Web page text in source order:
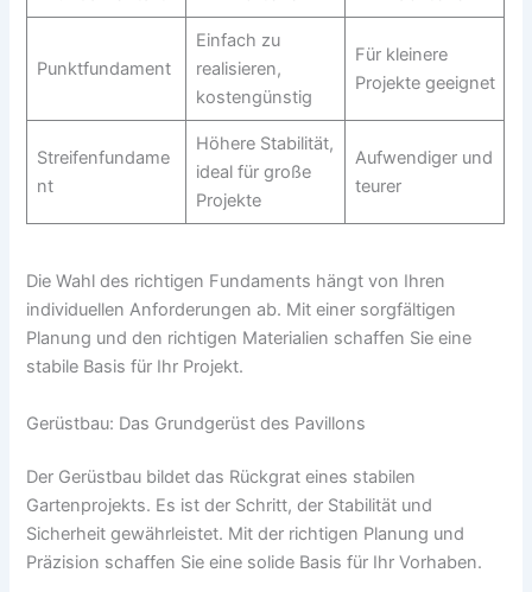
Punktfundament
Einfach zu
realisieren,
kostengünstig
Für kleinere
Projekte geeignet
Streifenfundame
nt
Höhere Stabilität,
ideal für große
Projekte
Aufwendiger und
teurer
Die Wahl des richtigen Fundaments hängt von Ihren
individuellen Anforderungen ab. Mit einer sorgfältigen
Planung und den richtigen Materialien schaffen Sie eine
stabile Basis für Ihr Projekt.
Gerüstbau: Das Grundgerüst des Pavillons
Der Gerüstbau bildet das Rückgrat eines stabilen
Gartenprojekts. Es ist der Schritt, der Stabilität und
Sicherheit gewährleistet. Mit der richtigen Planung und
Präzision schaffen Sie eine solide Basis für Ihr Vorhaben.